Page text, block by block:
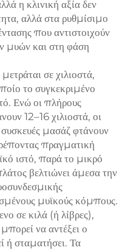
η κλινική αξία δεν
αλλά στα ρυθμίσιμο
που αντιστοιχούν
μυών και στη φάση
σε χιλιοστά,
το συγκεκριμένο
Ενώ οι πλήρους
12–16 χιλιοστά, οι
μασάζ φτάνουν
πραγματική
ιστό, παρά το μικρό
βελτιώνει άμεσα την
μυϊκούς κόμπους.
σε κιλά (ή λίβρες),
να αντέξει ο
ή σταματήσει. Τα